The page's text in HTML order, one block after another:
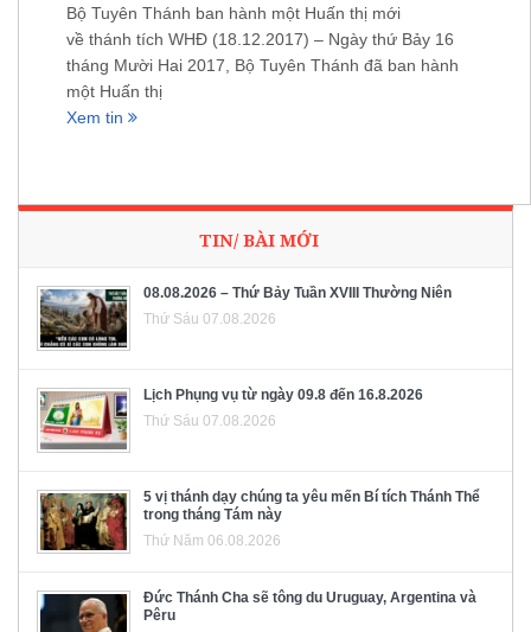
Bộ Tuyên Thánh ban hành một Huấn thị mới
về thánh tích WHĐ (18.12.2017) – Ngày thứ Bảy 16
tháng Mười Hai 2017, Bộ Tuyên Thánh đã ban hành
một Huấn thị
Xem tin
TIN/ BÀI MỚI
08.08.2026 – Thứ Bảy Tuần XVIII Thường Niên
Thứ Sáu 07.08.2026
Lịch Phụng vụ từ ngày 09.8 đến 16.8.2026
Thứ Sáu 07.08.2026
5 vị thánh dạy chúng ta yêu mến Bí tích Thánh Thể
trong tháng Tám này
Thứ Năm 06.08.2026
Đức Thánh Cha sẽ tông du Uruguay, Argentina và
Pêru